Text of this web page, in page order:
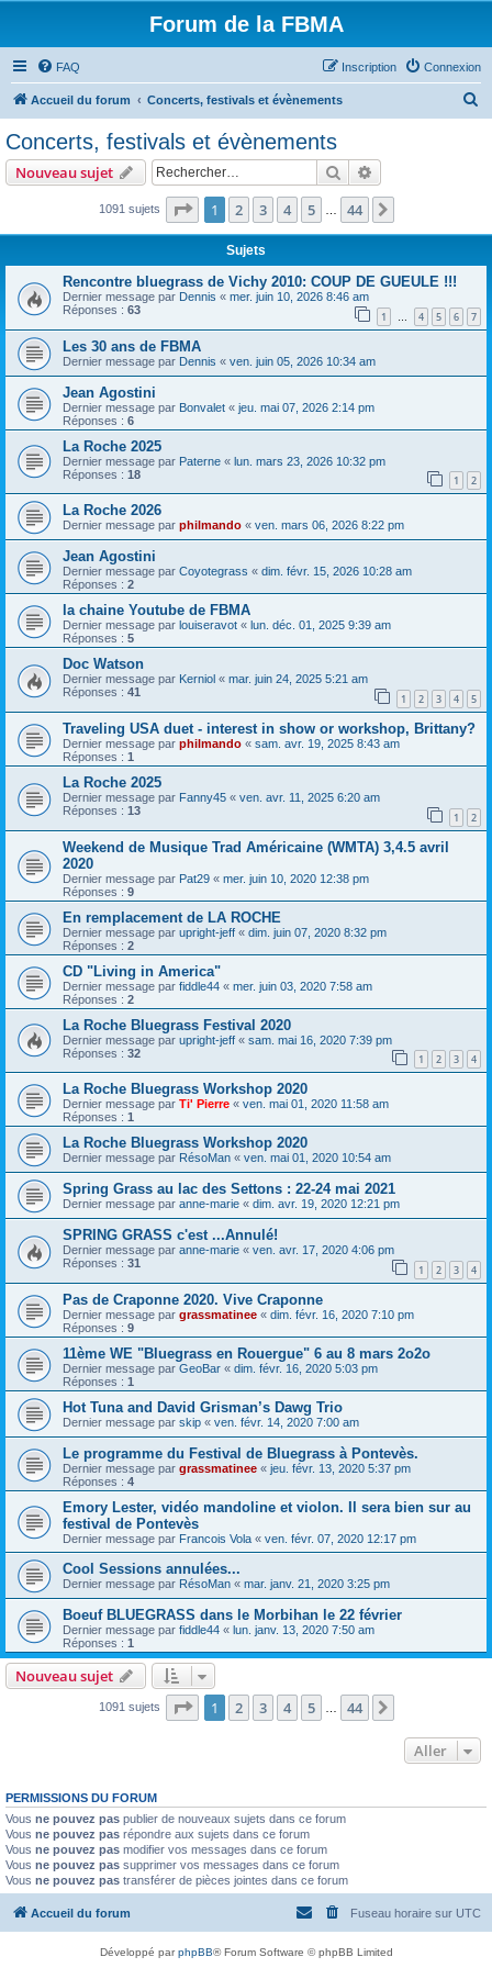
Forum de la FBMA
FAQ Connexion
Inscription
Accueil du forum Concerts, festivals et évènements
e
r
Concerts, festivals et évènements
Nouveau sujet Rechercher
1091 sujets Page 1sur44
1 2 3 4 5 44
Sujets
Rencontre bluegrass de Vichy 2010: COUP DE GUEULE !!!
Dernier message par Dennis « mer. juin 10, 2026 8:46 am
Réponses : 63 1 … 4 5 6 7
Les 30 ans de FBMA
Dernier message par Dennis « ven. juin 05, 2026 10:34 am
Jean Agostini
Dernier message par Bonvalet « jeu. mai 07, 2026 2:14 pm
Réponses : 6
La Roche 2025
Dernier message par Paterne « lun. mars 23, 2026 10:32 pm
Réponses : 18 1 2
La Roche 2026
Dernier message par philmando « ven. mars 06, 2026 8:22 pm
Jean Agostini
Dernier message par Coyotegrass « dim. févr. 15, 2026 10:28 am
Réponses : 2
la chaine Youtube de FBMA
Dernier message par louiseravot « lun. déc. 01, 2025 9:39 am
Réponses : 5
Doc Watson
Dernier message par Kerniol « mar. juin 24, 2025 5:21 am
Réponses : 41 1 2 3 4 5
Traveling USA duet - interest in show or workshop, Brittany?
Dernier message par philmando « sam. avr. 19, 2025 8:43 am
Réponses : 1
La Roche 2025
Dernier message par Fanny45 « ven. avr. 11, 2025 6:20 am
Réponses : 13 1 2
Weekend de Musique Trad Américaine (WMTA) 3,4.5 avril
2020
Dernier message par Pat29 « mer. juin 10, 2020 12:38 pm
Réponses : 9
En remplacement de LA ROCHE
Dernier message par upright-jeff « dim. juin 07, 2020 8:32 pm
Réponses : 2
CD "Living in America"
Dernier message par fiddle44 « mer. juin 03, 2020 7:58 am
Réponses : 2
La Roche Bluegrass Festival 2020
Dernier message par upright-jeff « sam. mai 16, 2020 7:39 pm
Réponses : 32 1 2 3 4
La Roche Bluegrass Workshop 2020
Dernier message par Ti' Pierre « ven. mai 01, 2020 11:58 am
Réponses : 1
La Roche Bluegrass Workshop 2020
Dernier message par RésoMan « ven. mai 01, 2020 10:54 am
Spring Grass au lac des Settons : 22-24 mai 2021
Dernier message par anne-marie « dim. avr. 19, 2020 12:21 pm
SPRING GRASS c'est ...Annulé!
Dernier message par anne-marie « ven. avr. 17, 2020 4:06 pm
Réponses : 31 1 2 3 4
Pas de Craponne 2020. Vive Craponne
Dernier message par grassmatinee « dim. févr. 16, 2020 7:10 pm
Réponses : 9
11ème WE "Bluegrass en Rouergue" 6 au 8 mars 2o2o
Dernier message par GeoBar « dim. févr. 16, 2020 5:03 pm
Réponses : 1
Hot Tuna and David Grisman’s Dawg Trio
Dernier message par skip « ven. févr. 14, 2020 7:00 am
Le programme du Festival de Bluegrass à Pontevès.
Dernier message par grassmatinee « jeu. févr. 13, 2020 5:37 pm
Réponses : 4
Emory Lester, vidéo mandoline et violon. Il sera bien sur au
festival de Pontevès
Dernier message par Francois Vola « ven. févr. 07, 2020 12:17 pm
Cool Sessions annulées...
Dernier message par RésoMan « mar. janv. 21, 2020 3:25 pm
Boeuf BLUEGRASS dans le Morbihan le 22 février
Dernier message par fiddle44 « lun. janv. 13, 2020 7:50 am
Réponses : 1
Nouveau sujet
1091 sujets Page 1sur44
1 2 3 4 5 44
Aller
PERMISSIONS DU FORUM
Vous ne pouvez pas publier de nouveaux sujets dans ce forum
Vous ne pouvez pas répondre aux sujets dans ce forum
Vous ne pouvez pas modifier vos messages dans ce forum
Vous ne pouvez pas supprimer vos messages dans ce forum
Vous ne pouvez pas transférer de pièces jointes dans ce forum
Accueil du forum Fuseau horaire sur UTC
Développé parphpBB® Forum Software © phpBB Limited